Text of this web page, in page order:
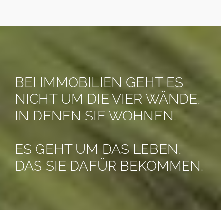
BEI IMMOBILIEN GEHT ES
NICHT UM DIE VIER WÄNDE,
IN DENEN SIE WOHNEN.
ES GEHT UM DAS LEBEN,
DAS SIE DAFÜR BEKOMMEN.